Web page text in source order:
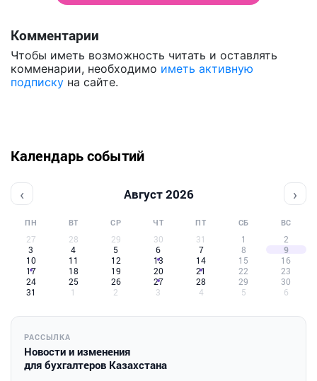
Комментарии
Чтобы иметь возможность читать и оставлять
комменарии, необходимо иметь активную
подписку на сайте.
Календарь событий
‹ Август 2026 ›
ПН ВТ СР ЧТ ПТ СБ ВС
27 28 29 30 31 1
2
3
4 5 6 7 8
9
10
11 12 13 14 15
16
17
18 19 20 21 22
23
24
25 26 27 28 29
30
31
1 2 3 4 5 6
РАССЫЛКА
Новости и изменения
для бухгалтеров Казахстана